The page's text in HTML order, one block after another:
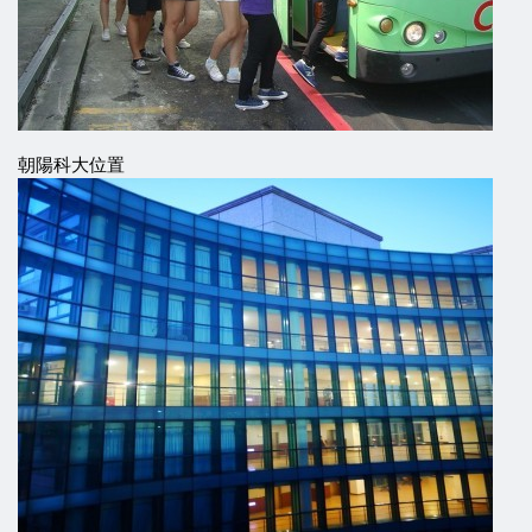
朝陽科大位置